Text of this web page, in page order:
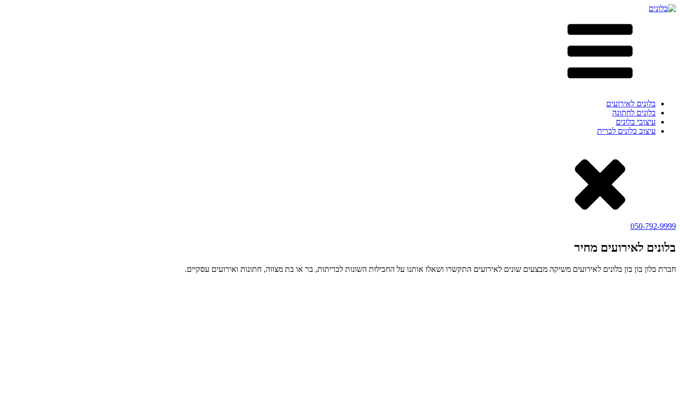
בלונים לאירועים
בלונים לחתונה
עיצובי בלונים
עיצוב בלונים לברית
050-792-9999
בלונים לאירועים מחיר
חברת בלון בון בון בלונים לאירועים משיקה מבצעים שונים לאירועים התקשרו ושאלו אותנו על החבילות השונות לבריתות, בר או בת מצווה, חתונות ואירועים עסקיים.